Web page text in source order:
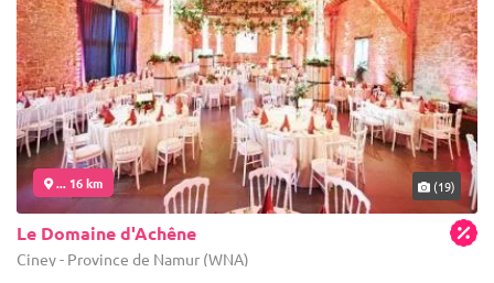
... 16 km (19)
Le Domaine d'Achêne
Ciney - Province de Namur (WNA)